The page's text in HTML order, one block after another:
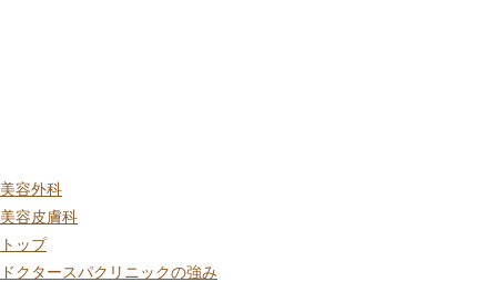
美容外科
美容皮膚科
トップ
ドクタースパクリニックの強み